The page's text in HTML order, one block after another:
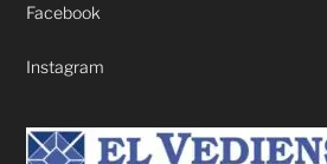
Facebook
Instagram